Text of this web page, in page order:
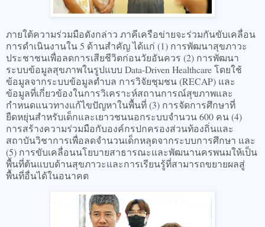
ภายใต้ความร่วมมือดังกล่าว ภาคีเครือข่ายจะร่วมกันขับเคลื่อน
การดำเนินงานใน 5 ด้านสำคัญ ได้แก่ (1) การพัฒนาสุขภาวะ
ประชาชนเพื่อลดการเสียชีวิตก่อนวัยอันควร (2) การพัฒนา
ระบบข้อมูลสุขภาพในรูปแบบ Data-Driven Healthcare โดยใช้
ข้อมูลจากระบบข้อมูลตำบล การวิจัยชุมชน (RECAP) และ
ข้อมูลที่เกี่ยวข้องในการวิเคราะห์สถานการณ์สุขภาพและ
กำหนดแนวทางแก้ไขปัญหาในพื้นที่ (3) การจัดการศึกษาที่
ยืดหยุ่นสำหรับเด็กและเยาวชนนอกระบบจำนวน 600 คน (4)
การสร้างความร่วมมือกับองค์กรปกครองส่วนท้องถิ่นและ
สถาบันวิชาการเพื่อลดจำนวนเด็กหลุดจากระบบการศึกษา และ
(5) การขับเคลื่อนนโยบายสาธารณะและพัฒนานครพนมให้เป็น
พื้นที่ต้นแบบด้านสุขภาวะและการเรียนรู้ที่สามารถขยายผลสู่
พื้นที่อื่นได้ในอนาคต